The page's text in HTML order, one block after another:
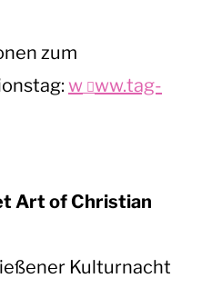
zum
w ww.tag-
Art of Christian
Kulturnacht